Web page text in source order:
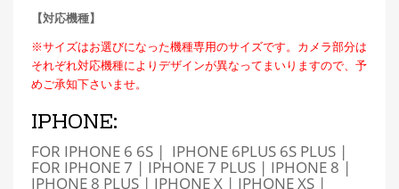
【対応機種】
※サイズはお選びになった機種専用のサイズです。カメラ部分は
それぞれ対応機種によりデザインが異なってまいりますので、予
めご承知下さいませ。
IPHONE:
FOR IPHONE 6 6S | IPHONE 6PLUS 6S PLUS |
FOR IPHONE 7 | IPHONE 7 PLUS | IPHONE 8 |
IPHONE 8 PLUS | IPHONE X | IPHONE XS |